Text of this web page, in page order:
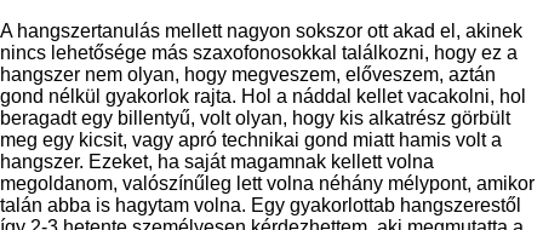
A hangszertanulás mellett nagyon sokszor ott akad el, akinek
nincs lehetősége más szaxofonosokkal találkozni, hogy ez a
hangszer nem olyan, hogy megveszem, előveszem, aztán
gond nélkül gyakorlok rajta. Hol a náddal kellet vacakolni, hol
beragadt egy billentyű, volt olyan, hogy kis alkatrész görbült
meg egy kicsit, vagy apró technikai gond miatt hamis volt a
hangszer. Ezeket, ha saját magamnak kellett volna
megoldanom, valószínűleg lett volna néhány mélypont, amikor
talán abba is hagytam volna. Egy gyakorlottab hangszerestől